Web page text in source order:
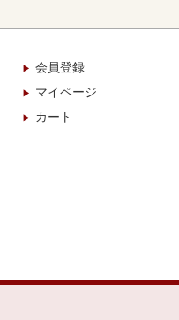
会員登録
マイページ
カート